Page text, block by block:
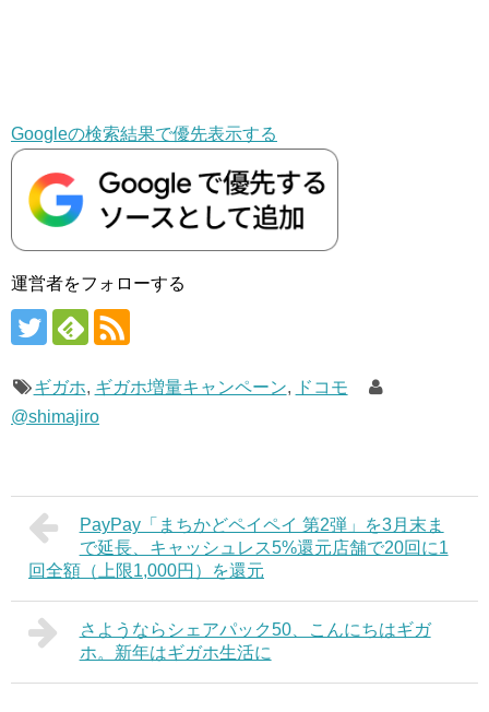
Googleの検索結果で優先表示する
運営者をフォローする
ギガホ, ギガホ増量キャンペーン, ドコモ
@shimajiro
PayPay「まちかどペイペイ 第2弾」を3月末ま
で延長、キャッシュレス5%還元店舗で20回に1
回全額（上限1,000円）を還元
さようならシェアパック50、こんにちはギガ
ホ。新年はギガホ生活に